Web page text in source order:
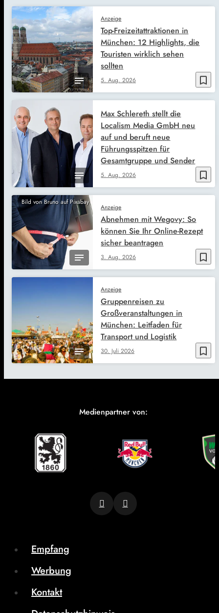
bookmark_border
Anzeige
5. Aug. 2026
Top-Freizeitattraktionen in
München: 12 Highlights, die
Touristen wirklich sehen
sollten
bookmark_border
5. Aug. 2026
Max Schlereth stellt die
Localism Media GmbH neu
auf und beruft neue
Führungsspitzen für
Gesamtgruppe und Sender
Bild von Bruno auf Pixabay
bookmark_border
Anzeige
3. Aug. 2026
Abnehmen mit Wegovy: So
können Sie Ihr Online-Rezept
sicher beantragen
bookmark_border
Anzeige
30. Juli 2026
Gruppenreisen zu
Großveranstaltungen in
München: Leitfaden für
Transport und Logistik
Medienpartner von:
Empfang
Werbung
Kontakt